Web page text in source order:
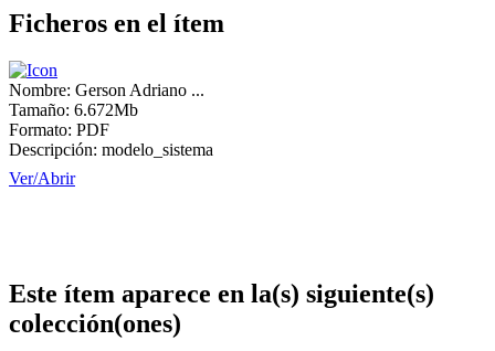
Ficheros en el ítem
Nombre: Gerson Adriano ...
Tamaño: 6.672Mb
Formato: PDF
Descripción: modelo_sistema
Ver/Abrir
Este ítem aparece en la(s) siguiente(s)
colección(ones)